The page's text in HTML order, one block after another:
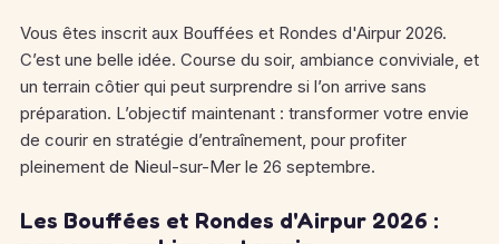
Vous êtes inscrit aux Bouffées et Rondes d'Airpur 2026.
C’est une belle idée. Course du soir, ambiance conviviale, et
un terrain côtier qui peut surprendre si l’on arrive sans
préparation. L’objectif maintenant : transformer votre envie
de courir en stratégie d’entraînement, pour profiter
pleinement de Nieul-sur-Mer le 26 septembre.
Les Bouffées et Rondes d'Airpur 2026 :